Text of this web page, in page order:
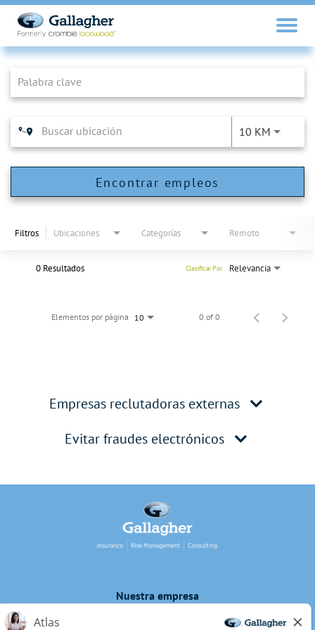
Job Search Page
10 KM
Encontrar empleos
Filtros Ubicaciones Categorías Remoto
0 Resultados Relevancia
Clasificar Por
Elementos por página 10 0 of 0
Empresas reclutadoras externas
Evitar fraudes electrónicos
Nuestra empresa
Privacidad de los candidatos